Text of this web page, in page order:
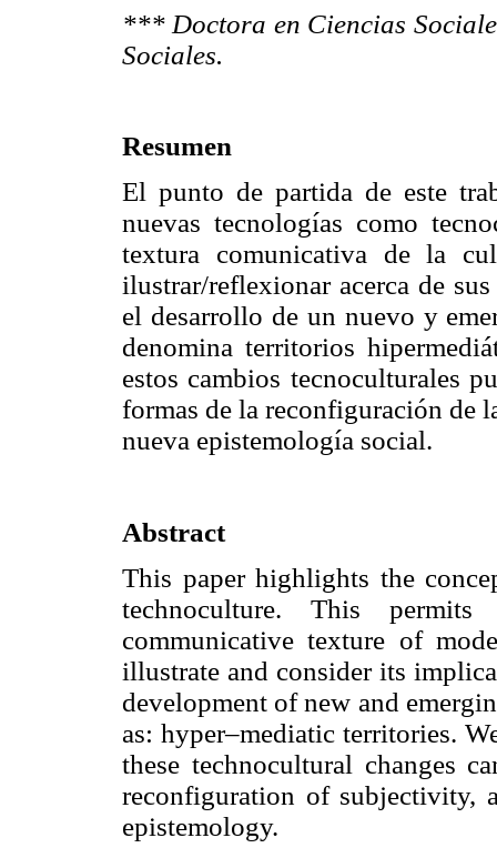
*** Doctora en Ciencias
Sociales.
Resumen
El punto de partida de este
nuevas tecnologías como
textura comunicativa de la
ilustrar/reflexionar acerca de
el desarrollo de un nuevo y
denomina territorios
estos cambios tecnoculturales
formas de la reconfiguración de
nueva epistemología social.
Abstract
This paper highlights the
technoculture. This
communicative texture of
illustrate and consider its
development of new and
as: hyper–mediatic territories.
these technocultural changes
reconfiguration of subjectivity,
epistemology.